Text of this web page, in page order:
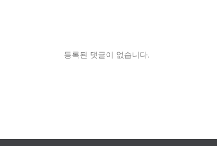
등록된 댓글이 없습니다.